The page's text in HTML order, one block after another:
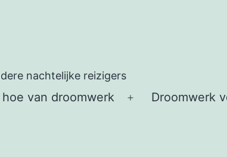
nachtelijke reizigers
van droomwerk
Open
Droomwerk